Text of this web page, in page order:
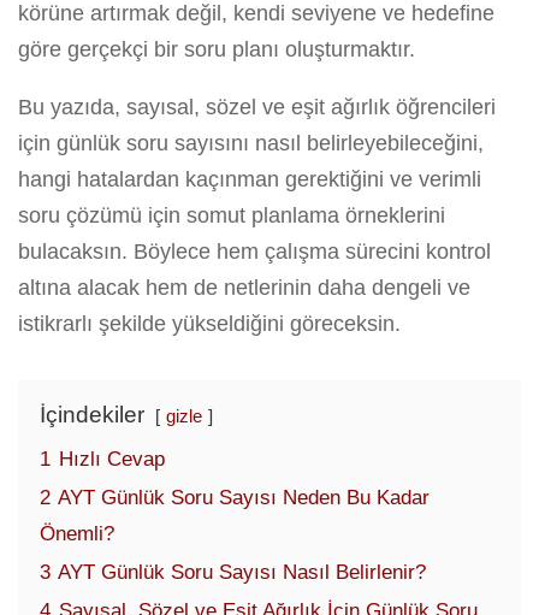
körüne artırmak değil, kendi seviyene ve hedefine
göre gerçekçi bir soru planı oluşturmaktır.
Bu yazıda, sayısal, sözel ve eşit ağırlık öğrencileri
için günlük soru sayısını nasıl belirleyebileceğini,
hangi hatalardan kaçınman gerektiğini ve verimli
soru çözümü için somut planlama örneklerini
bulacaksın. Böylece hem çalışma sürecini kontrol
altına alacak hem de netlerinin daha dengeli ve
istikrarlı şekilde yükseldiğini göreceksin.
İçindekiler gizle
1 Hızlı Cevap
2 AYT Günlük Soru Sayısı Neden Bu Kadar
Önemli?
3 AYT Günlük Soru Sayısı Nasıl Belirlenir?